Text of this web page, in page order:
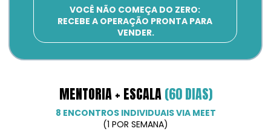
MENTORIA + ESCALA (60 DIAS)
8 ENCONTROS INDIVIDUAIS VIA MEET
(1 POR SEMANA)
VOCÊ NÃO COMEÇA DO ZERO:
RECEBE A OPERAÇÃO PRONTA PARA
VENDER.